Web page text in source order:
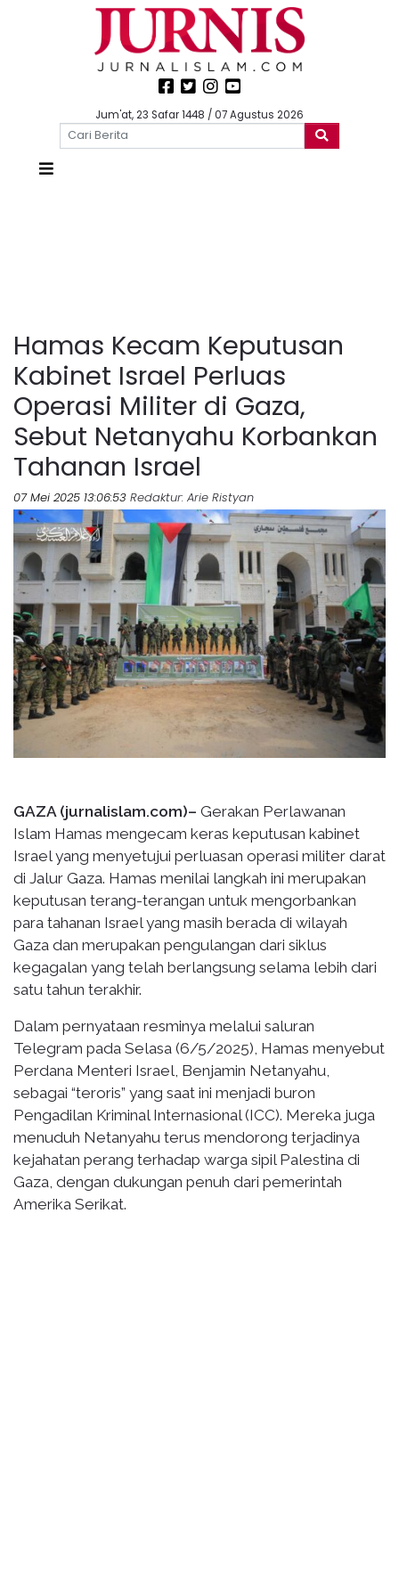
Jum'at, 23 Safar 1448 / 07 Agustus 2026
Hamas Kecam Keputusan
Kabinet Israel Perluas
Operasi Militer di Gaza,
Sebut Netanyahu Korbankan
Tahanan Israel
07 Mei 2025 13:06:53 Redaktur: Arie Ristyan
GAZA (jurnalislam.com)– Gerakan Perlawanan
Islam Hamas mengecam keras keputusan kabinet
Israel yang menyetujui perluasan operasi militer darat
di Jalur Gaza. Hamas menilai langkah ini merupakan
keputusan terang-terangan untuk mengorbankan
para tahanan Israel yang masih berada di wilayah
Gaza dan merupakan pengulangan dari siklus
kegagalan yang telah berlangsung selama lebih dari
satu tahun terakhir.
Dalam pernyataan resminya melalui saluran
Telegram pada Selasa (6/5/2025), Hamas menyebut
Perdana Menteri Israel, Benjamin Netanyahu,
sebagai “teroris” yang saat ini menjadi buron
Pengadilan Kriminal Internasional (ICC). Mereka juga
menuduh Netanyahu terus mendorong terjadinya
kejahatan perang terhadap warga sipil Palestina di
Gaza, dengan dukungan penuh dari pemerintah
Amerika Serikat.